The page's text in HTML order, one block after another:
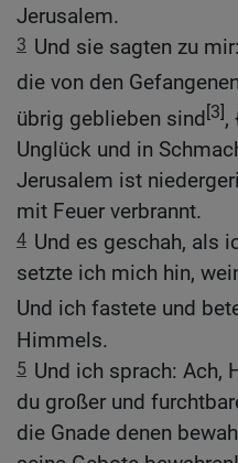
Jerusalem.
3 Und sie sagten zu
die von den
übrig geblieben sind[3],
Unglück und in
Jerusalem ist
mit Feuer verbrannt.
4 Und es geschah, als
setzte ich mich hin,
Und ich fastete und
Himmels.
5 Und ich sprach: Ach,
du großer und
die Gnade denen